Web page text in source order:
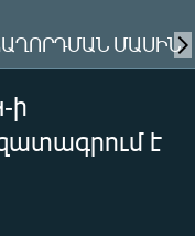
ՄԱՍԻՆ
ի
է